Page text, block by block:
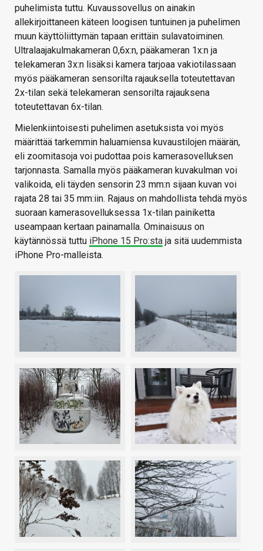
puhelimista tuttu. Kuvaussovellus on ainakin
allekirjoittaneen käteen loogisen tuntuinen ja puhelimen
muun käyttöliittymän tapaan erittäin sulavatoiminen.
Ultralaajakulmakameran 0,6x:n, pääkameran 1x:n ja
telekameran 3x:n lisäksi kamera tarjoaa vakiotilassaan
myös pääkameran sensorilta rajauksella toteutettavan
2x-tilan sekä telekameran sensorilta rajauksena
toteutettavan 6x-tilan.
Mielenkiintoisesti puhelimen asetuksista voi myös
määrittää tarkemmin haluamiensa kuvaustilojen määrän,
eli zoomitasoja voi pudottaa pois kamerasovelluksen
tarjonnasta. Samalla myös pääkameran kuvakulman voi
valikoida, eli täyden sensorin 23 mm:n sijaan kuvan voi
rajata 28 tai 35 mm:iin. Rajaus on mahdollista tehdä myös
suoraan kamerasovelluksessa 1x-tilan painiketta
useampaan kertaan painamalla. Ominaisuus on
käytännössä tuttu iPhone 15 Pro:sta ja sitä uudemmista
iPhone Pro-malleista.